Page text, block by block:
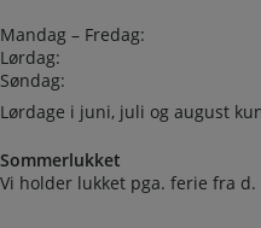
Mandag – Fredag:
Lørdag:
Søndag:
Lørdage i juni, juli og august
Sommerlukket
Vi holder lukket pga. ferie fra